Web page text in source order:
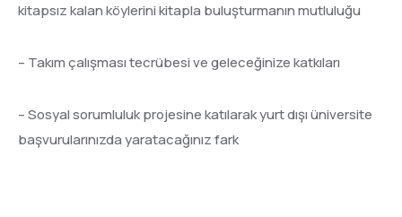
kitapsız kalan köylerini kitapla buluşturmanın mutluluğu
– Takım çalışması tecrübesi ve geleceğinize katkıları
– Sosyal sorumluluk projesine katılarak yurt dışı üniversite
başvurularınızda yaratacağınız fark